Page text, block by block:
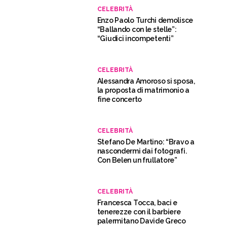
CELEBRITÀ
Enzo Paolo Turchi demolisce
“Ballando con le stelle”:
“Giudici incompetenti”
CELEBRITÀ
Alessandra Amoroso si sposa,
la proposta di matrimonio a
fine concerto
CELEBRITÀ
Stefano De Martino: “Bravo a
nascondermi dai fotografi.
Con Belen un frullatore”
CELEBRITÀ
Francesca Tocca, baci e
tenerezze con il barbiere
palermitano Davide Greco